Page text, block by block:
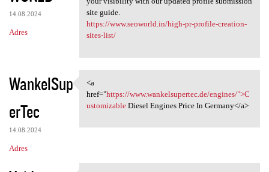
14.08.2024
Adres
site guide.
https://www.seoworld.in/high-pr-profile-creation-
sites-list/
WankelSup
erTec
14.08.2024
Adres
<a href="https://www
<a
href="https://www.wankelsupertec.de/engines/">C
ustomizableDiesel Engines Price In Germany</a>